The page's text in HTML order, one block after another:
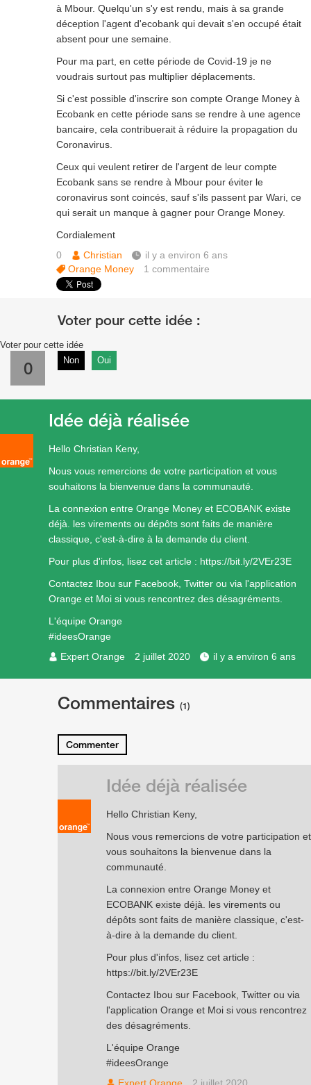
à Mbour. Quelqu'un s'y est rendu, mais à sa grande
déception l'agent d'ecobank qui devait s'en occupé était
absent pour une semaine.
Pour ma part, en cette période de Covid-19 je ne
voudrais surtout pas multiplier déplacements.
Si c'est possible d'inscrire son compte Orange Money à
Ecobank en cette période sans se rendre à une agence
bancaire, cela contribuerait à réduire la propagation du
Coronavirus.
Ceux qui veulent retirer de l'argent de leur compte
Ecobank sans se rendre à Mbour pour éviter le
coronavirus sont coincés, sauf s'ils passent par Wari, ce
qui serait un manque à gagner pour Orange Money.
Cordialement
0
Christian
il y a environ 6 ans
Orange Money
1commentaire
Voter pour cette idée
0 Non Oui
Hello Christian Keny,
Nous vous remercions de votre participation et vous
souhaitons la bienvenue dans la communauté.
La connexion entre Orange Money et ECOBANK existe
déjà. les virements ou dépôts sont faits de manière
classique, c'est-à-dire à la demande du client.
Pour plus d'infos, lisez cet article : https://bit.ly/2VEr23E
Contactez Ibou sur Facebook, Twitter ou via l'application
Orange et Moi si vous rencontrez des désagréments.
L'équipe Orange
#ideesOrange
Expert Orange
2 juillet 2020 il y a environ 6 ans
Idée déjà réalisée
Commentaires (1)
Commenter
Hello Christian Keny,
Nous vous remercions de votre participation et
vous souhaitons la bienvenue dans la
communauté.
La connexion entre Orange Money et
ECOBANK existe déjà. les virements ou
dépôts sont faits de manière classique, c'est-
à-dire à la demande du client.
Pour plus d'infos, lisez cet article :
https://bit.ly/2VEr23E
Contactez Ibou sur Facebook, Twitter ou via
l'application Orange et Moi si vous rencontrez
des désagréments.
L'équipe Orange
#ideesOrange
Idée déjà réalisée